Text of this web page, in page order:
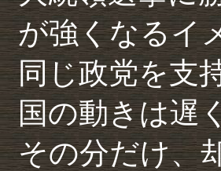
が強くなるイ
同じ政党を支
国の動きは遅
その分だけ、